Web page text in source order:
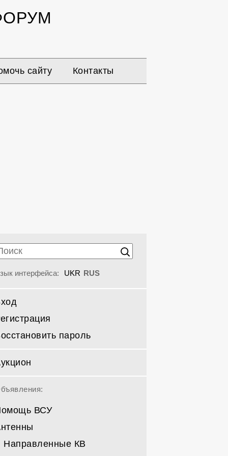
сайту Контакты
интерфейса: UKR RUS
пароль
ВСУ
Направленные КВ